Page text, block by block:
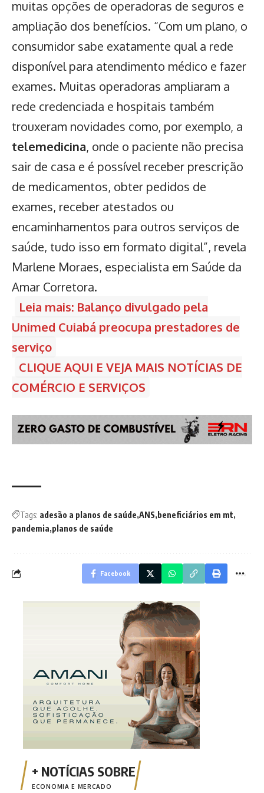
muitas opções de operadoras de seguros e
ampliação dos benefícios. “Com um plano, o
consumidor sabe exatamente qual a rede
disponível para atendimento médico e fazer
exames. Muitas operadoras ampliaram a
rede credenciada e hospitais também
trouxeram novidades como, por exemplo, a
telemedicina, onde o paciente não precisa
sair de casa e é possível receber prescrição
de medicamentos, obter pedidos de
exames, receber atestados ou
encaminhamentos para outros serviços de
saúde, tudo isso em formato digital”, revela
Marlene Moraes, especialista em Saúde da
Amar Corretora.
Leia mais: Balanço divulgado pela
Unimed Cuiabá preocupa prestadores de
serviço
CLIQUE AQUI E VEJA MAIS NOTÍCIAS DE
COMÉRCIO E SERVIÇOS
Tags: adesão a planos de saúde ANS beneficiários em mt
pandemia planos de saúde
Facebook
ECONOMIA E MERCADO